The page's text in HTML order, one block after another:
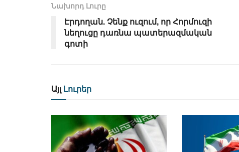
Նախորդ Լուրը
Էրդողան. Չենք ուզում, որ Հորմուզի
նեղուցը դառնա պատերազմական
գոտի
Այլ Լուրեր